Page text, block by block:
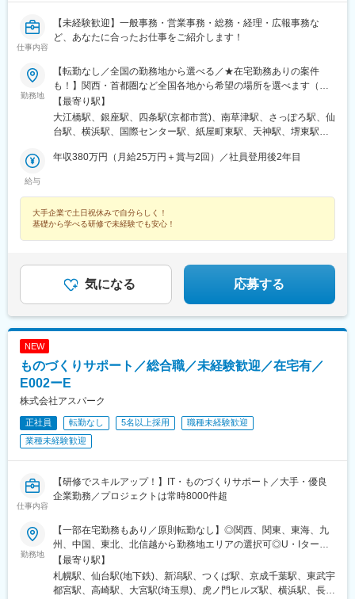
駅、新豊田駅、新豊橋駅、銀座一丁目駅、大開駅、大門駅(東京
都)、代官山駅、山陽姫路駅、渡辺橋駅、水道橋駅、東比恵駅、西
(阪神線)、二重橋前駅、三田駅(東京都)、扇町駅(大阪府)、新中野
駅、櫛田神社前駅、古市駅(広島県)、神保町駅、東池袋駅、中央区
役所前駅、平和島駅、東門前駅、大崎広小路駅、京橋駅(大阪府)、
四条大宮駅、両国駅、倉敷市駅、京成船橋駅、馬喰町駅、八丁畷
駅、本川越駅、千里中央駅(大阪モノレール)、外苑前駅、都庁前
駅、西代駅、鹿島田駅、札幌駅、新宿三丁目駅、新芝浦駅、京急
稲田駅、猿猴橋町駅、桂川駅(京都府)、北四番丁駅、新御茶ノ水
駅、旧居留地・大丸前駅、城下駅(岡山県)、七ツ屋駅、北１２条
駅、亀戸駅、本八幡駅(都営線)、新津田沼駅、千葉駅、北茅ケ崎
駅、岡山駅前駅、横川一丁目駅、赤坂見附駅、京成稲毛駅、西長
営)、なにわ橋駅、渡辺通駅、駅前駅、東日本橋駅、中之島駅、京
橋駅(東京都)、立町駅、馬車道駅、霞ケ関駅(東京都)、本郷三丁目
駅、白金高輪駅、中崎町駅、天神南駅、近鉄日本橋駅、市役所前
駅、東海神駅、川越市駅、日吉町駅、あおば通駅、信濃町駅、新
出町駅、下落合駅、東向日駅、千代県庁口駅、石川町駅、県庁前
駅(兵庫県)、郵便局前駅、東区役所前駅、鬼越駅、新千葉駅、伊勢
佐木長者町駅、西川緑道公園駅、国会議事堂前駅、西大橋駅、な
川口駅、川越駅、千里中央駅(北大阪急行)、千葉みなと駅、仙台
駅、赤坂駅(福岡県)、赤坂駅(東京都)、静岡駅、青葉通一番町駅、
中島南方駅、西大宮駅、西新町駅、西新宿駅、西小倉駅、西宮
駅、西浦和駅、桑園駅、バスセンター前駅、すすきの駅、生麦
駅、星川駅、成田駅、水道町駅、水天宮前駅、陣原駅、人形町
駅、辛島町駅、秦野駅、神立駅、神田駅(東京都)、新百合ケ丘駅、
新長田駅、新大阪駅、新川崎駅、さっぽろ駅、北３４条駅、新静
岡駅、新杉田駅、新宿御苑前駅、海芝浦駅、新子安駅、新橋駅、
新潟駅、新横浜駅、新栄町駅(愛知県)、新浦安駅、心斎橋駅、飾磨
駅、上野駅、上道駅(岡山県)、上鳥羽口駅、上小田井駅、上溝駅、
駅、芝公園駅、汐留駅、市川駅、市ケ谷駅、四ツ谷駅、三郷駅(埼
玉県)、三河安城駅、三越前駅、元町駅(北海道)、桜木町駅、桜ノ
町駅、南郷１８丁目駅、勾当台公園駅、御茶ノ水駅、呉服町駅(福
岡県)、五条駅(京都市営)、虎ノ門駅、戸田公園駅、戸田駅(埼玉
県)、元町・中華街駅、元町駅(兵庫県)、県庁通り駅、研究学園
駅、熊谷駅、空港第２ビル駅(鉄道)、苦竹駅、九段下駅、銀座駅、
金沢駅、金山駅(愛知県)、北１３条東駅、錦糸町駅、狭山市駅、橋
祇園駅(福岡県)、岩本町駅、岩塚駅、丸の内駅(愛知県)、関内駅、
刈谷駅、茅場町駅、茅ケ崎駅、貝塚駅(福岡県)、海老名駅(相模
島県)、越谷レイクタウン駅、永田町駅、栄駅(岡山県)、浦和駅、
浦安駅(千葉県)、稲毛駅、稲荷町駅(東京都)、伊丹駅(阪急線)、愛
甲石田駅、阿波座駅、みなとみらい駅、ひたち野うしく駅、なん
ば駅(地下鉄)、つくば駅、ささしまライブ駅、さいたま新都心駅、
ＹＲＰ野比駅、浜松駅、新宿駅(東京メトロ)、新高島駅、大須観音
駅、大阪梅田駅(阪急線)、三宮駅(神戸新交通)、麻布十番駅、西鉄
平尾駅、越中島駅、九州鉄道記念館駅、山陽明石駅、近鉄名古屋
４丁目駅、大阪天満宮駅、石上駅、末広町駅(東京都)、大阪梅田駅
(阪神線)、二重橋前駅、三田駅(東京都)、扇町駅(大阪府)、新中野
駅、櫛田神社前駅、古市駅(広島県)、神保町駅、東池袋駅、中央区
役所前駅、平和島駅、東門前駅、大崎広小路駅、京橋駅(大阪府)、
四条大宮駅、両国駅、倉敷市駅、京成船橋駅、馬喰町駅、八丁畷
仕事内容
【未経験歓迎】一般事務・営業事務・総務・経理・広報事務な
ど、あなたに合ったお仕事をご紹介します！
勤務地
【転勤なし／全国の勤務地から選べる／★在宅勤務ありの案件
も！】関西・首都圏など全国各地から希望の場所を選べます（就
業先に準じます）＜積極採用エリア＞札幌市・仙台市・東京23
区・横浜市・名古屋市・大阪市・京都市・草津市・神戸市・広島
市・福岡市＜勤務地例＞札幌市、その他北海道、仙台市、その他
県、東京23区、その他東京都、横浜市、川崎市、その他神奈川
の他兵庫県、奈良県、和歌山県、岡山県、広島市、その他広島
県、香川県、愛媛県、山口県、福岡市、北九州市、その他福岡
県、宮崎県、佐賀県、長崎県、熊本県、大分県、鹿児島県、沖縄
県★勤務地一覧のうち「本社」「登録センター」は当社“登録拠
【最寄り駅】
大江橋駅、銀座駅、四条駅(京都市営)、南草津駅、さっぽろ駅、仙
台駅、横浜駅、国際センター駅、紙屋町東駅、天神駅、堺東駅、
駅、本町駅、堺筋本町駅、大阪ビジネスパーク駅、北浜駅(大阪
駅(地下鉄)、長瀬駅(大阪府)、河内花園駅、芝公園駅、田町駅(東京
都)、高輪台駅、六本木一丁目駅、赤坂駅(東京都)、表参道駅、新
町駅(東京都)、秋葉原駅、神田駅(東京都)、麹町駅、東京駅、御茶
ノ水駅、京橋駅(東京都)、三越前駅、日本橋駅(東京都)、東池袋
駅、北千住駅、天王洲アイル駅、みなとじま駅、みなと元町駅、
神戸駅(兵庫県)、元町駅(兵庫県)、西三荘駅、西宮北口駅、香櫨園
駅、尼崎駅(東海道本線)、立花駅、尼崎駅(阪神線)、武庫之荘駅、
駅、西大路駅、等持院・立命館大学衣笠キャンパス前駅、新横浜
駅、平沼橋駅、日本大通り駅、柏の葉キャンパス駅、矢場町駅、
名鉄名古屋駅、ささしまライブ駅、名鉄岐阜駅、赤坂駅(福岡県)、
薬院駅、東比恵駅、呉服町駅(福岡県)、博多駅、胡町駅、市役所前
駅(広島県)、舟入本町駅、袋町駅、十日市町駅、桑園駅、卸町駅
(宮城県)、新正駅、北新地駅、東銀座駅、烏丸駅、札幌駅、仙台駅
(地下鉄)、神奈川駅、近鉄名古屋駅、立町駅、天神南駅、中之島
駅、西長堀駅、ドーム前駅、四ツ橋駅、京橋駅(大阪府)、長堀橋
西梅田駅、東三国駅、南方駅(大阪府)、ＪＲ難波駅、三田駅(東京
都)、六本木駅、溜池山王駅、外苑前駅、南新宿駅、国立競技場
駅、半蔵門駅、二重橋前駅、宝町駅(東京都)、市民広場駅、花隈
駅、ハーバーランド駅、門真市駅、門戸厄神駅、大物駅、山陽姫
路駅、山陽明石駅、西新町駅、西大路三条駅、九条駅(京都府)、龍
安寺駅、戸部駅、元町・中華街駅、栄駅(愛知県)、岐阜駅、桜坂
駅、渡辺通駅、祇園駅(福岡県)、銀山町駅、中電前駅、舟入町駅、
給与
年収380万円（月給25万円＋賞与2回）／社員登用後2年目
大手企業で土日祝休みで自分らしく！
基礎から学べる研修で未経験でも安心！
気になる 応募する
NEW
ものづくりサポート／総合職／未経験歓迎／在宅有／
E002ーE
株式会社アスパーク
正社員 転勤なし 5名以上採用
職種未経験歓迎
業種未経験歓迎
仕事内容
【研修でスキルアップ！】IT・ものづくりサポート／大手・優良
企業勤務／プロジェクトは常時8000件超
勤務地
【一部在宅勤務もあり／原則転勤なし】◎関西、関東、東海、九
州、中国、東北、北信越から勤務地エリアの選択可◎U・Iターン
も歓迎！（引越し代全額負担・家賃95％補助など制度完備）■関
西エリア（大阪、京都、兵庫、奈良、和歌山、滋賀）■関東エリア
（東京、神奈川、千葉、埼玉、栃木、茨城、群馬など）■東海エリ
【最寄り駅】
札幌駅、仙台駅(地下鉄)、新潟駅、つくば駅、京成千葉駅、東武宇
都宮駅、高崎駅、大宮駅(埼玉県)、虎ノ門ヒルズ駅、横浜駅、長野